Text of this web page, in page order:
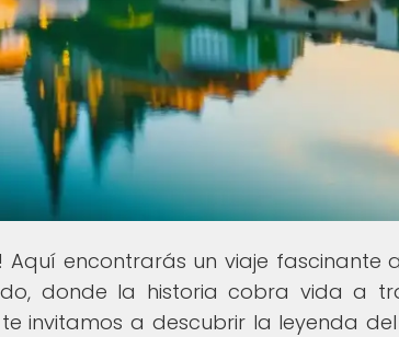
! Aquí encontrarás un viaje fascinante
donde la historia cobra vida a
invitamos a descubrir la leyenda